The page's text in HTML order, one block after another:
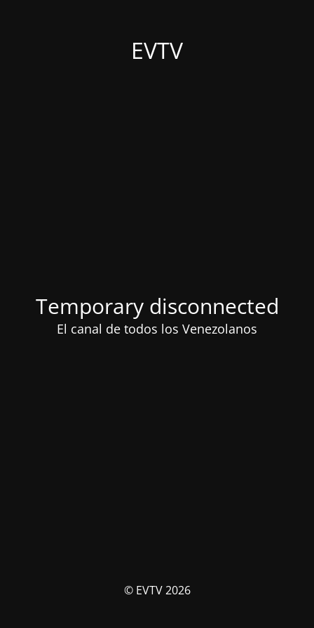
EVTV
Temporary disconnected
El canal de todos los Venezolanos
© EVTV 2026